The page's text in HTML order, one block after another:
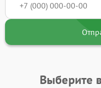
Выберите